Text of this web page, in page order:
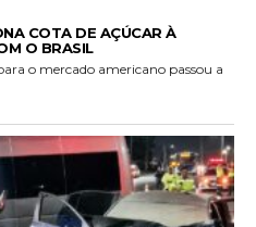
COTA DE AÇÚCAR À
O BRASIL
o mercado americano passou a